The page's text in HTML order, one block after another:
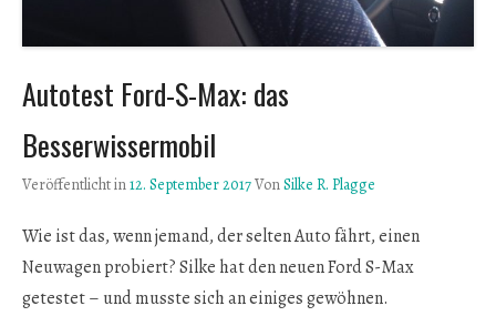
Autotest Ford-S-Max: das
Besserwissermobil
Veröffentlicht in12. September 2017VonSilke R. Plagge
Wie ist das, wenn jemand, der selten Auto fährt, einen
Neuwagen probiert? Silke hat den neuen Ford S-Max
getestet – und musste sich an einiges gewöhnen.